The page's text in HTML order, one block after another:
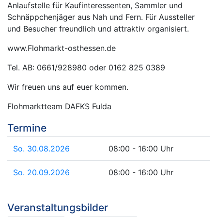
Anlaufstelle für Kaufinteressenten, Sammler und
Schnäppchenjäger aus Nah und Fern. Für Aussteller
und Besucher freundlich und attraktiv organisiert.
www.Flohmarkt-osthessen.de
Tel. AB: 0661/928980 oder 0162 825 0389
Wir freuen uns auf euer kommen.
Flohmarktteam DAFKS Fulda
Termine
So. 30.08.2026 08:00 - 16:00 Uhr
So. 20.09.2026 08:00 - 16:00 Uhr
Veranstaltungsbilder